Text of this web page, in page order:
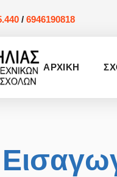
/ 6946190818
AΡΧΙΚΗ